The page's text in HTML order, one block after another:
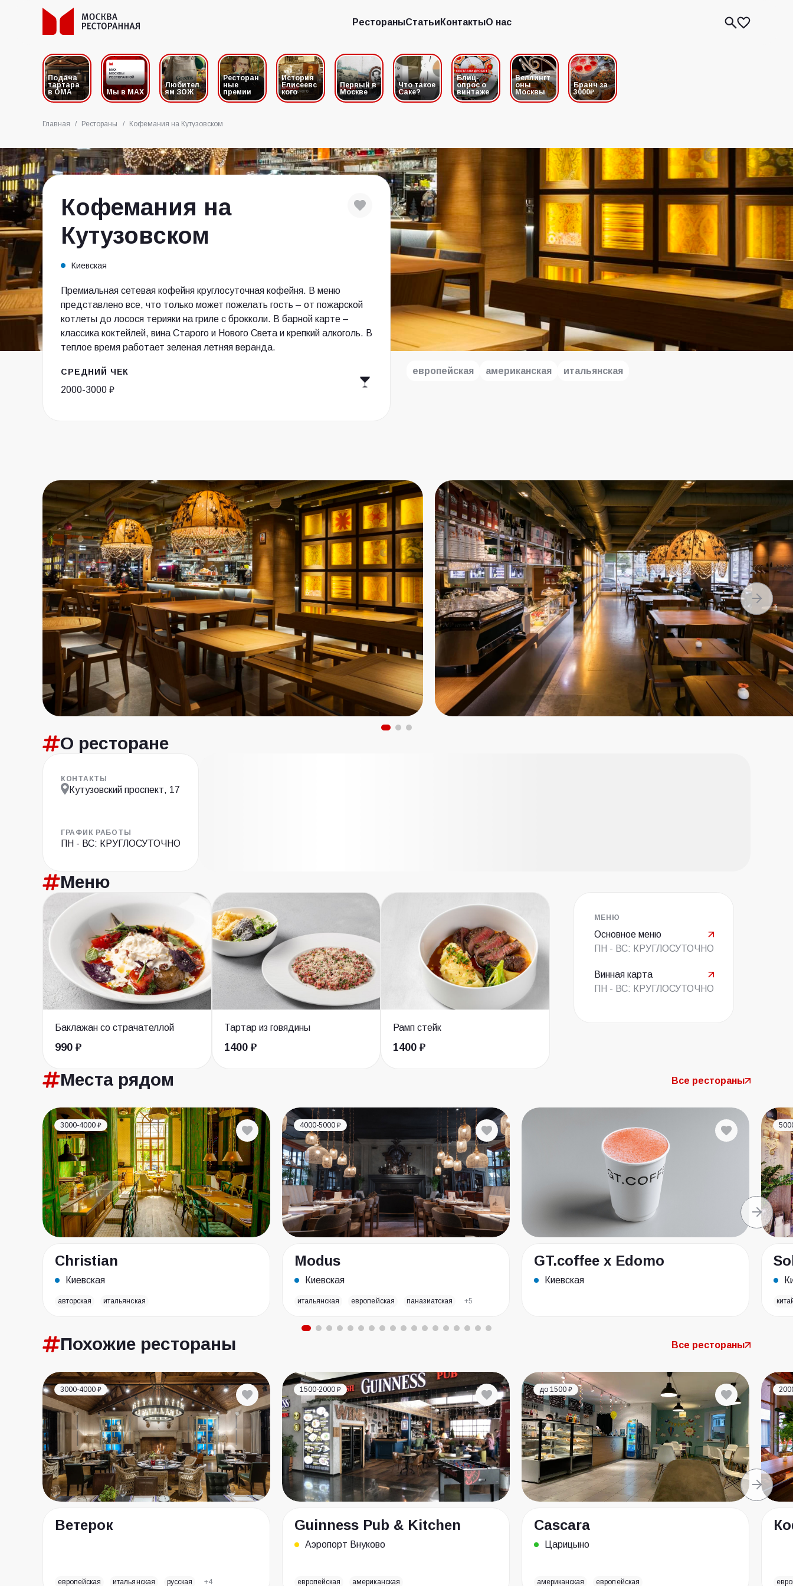
РестораныСтатьи КонтактыО нас
РестораныСтатьиКонтактыО нас
Подача
тартара
в ОМА
Мы в MAX
Любител
ям ЗОЖ
Ресторан
ные
премии
История
Елисеевс
кого
Первый в
Москве
Что такое
Саке?
Блиц-
опрос о
винтаже
Веллингт
оны
Москвы
Бранч за
3000₽
Главная / Рестораны / Кофемания на Кутузовском
Кофемания на
Кутузовском
Киевская
Премиальная сетевая кофейня круглосуточная кофейня. В меню
представлено все, что только может пожелать гость – от пожарской
котлеты до лосося терияки на гриле с брокколи. В барной карте –
классика коктейлей, вина Старого и Нового Света и крепкий алкоголь. В
теплое время работает зеленая летняя веранда.
СРЕДНИЙ ЧЕК
2000-3000 ₽
европейская американская итальянская
О ресторане
КОНТАКТЫ
Кутузовский проспект, 17
ГРАФИК РАБОТЫ
ПН - ВС: КРУГЛОСУТОЧНО
Меню
Баклажан со страчателлой
990 ₽
Тартар из говядины
1400 ₽
Рамп стейк
1400 ₽
МЕНЮ
Основное меню
ПН - ВС: КРУГЛОСУТОЧНО
Винная карта
ПН - ВС: КРУГЛОСУТОЧНО
Места рядом Все рестораны
3000-4000 ₽
Christian
Киевская
авторская итальянская
4000-5000 ₽
Modus
Киевская
итальянская европейская паназиатская +5
GT.coffee x Edomo
Киевская
Похожие рестораны Все рестораны
3000-4000 ₽
Ветерок
европейская итальянская русская +4
1500-2000 ₽
Guinness Pub & Kitchen
Аэропорт Внуково
европейская американская
до 1500 ₽
Cascara
Царицыно
американская европейская